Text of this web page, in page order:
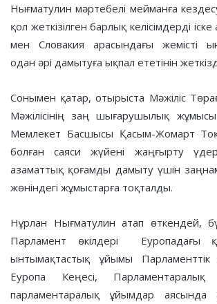
Нығматулин мәртебелі мейманға
қол жеткізілген барлық келісімдерді
мен Словакия арасындағы жемісті
одан әрі дамытуға ықпал ететінін
Сонымен қатар, отырыста Мәжіліс
Мәжілісінің заң шығарушылық
Мемлекет Басшысы Қасым-Жомарт
болған саяси жүйені жаңғырту
азаматтық қоғамды дамыту үшін
жөніндегі жұмыстарға тоқталды.
Нұрлан Нығматулин атап өткендей,
Парламент өкілдері Еуропадағы
ынтымақтастық ұйымы Парламенттік
Еуропа Кеңесі,
парламентаралық ұйымдар аясында